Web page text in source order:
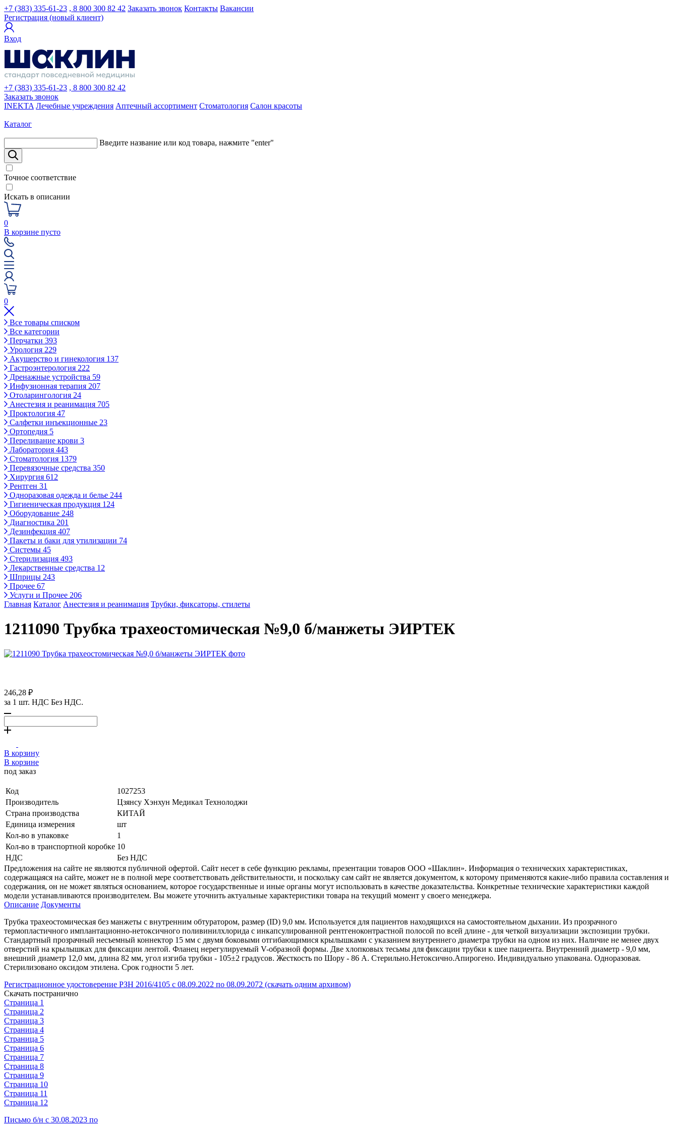
+7 (383) 335-61-23 , 8 800 300 82 42 Заказать звонок Контакты Вакансии
Регистрация (новый клиент)
Вход
+7 (383) 335-61-23 , 8 800 300 82 42
Заказать звонок
INEKTA Лечебные учреждения Аптечный ассортимент Стоматология Салон красоты
Каталог
Введите название или код товара, нажмите "enter"
Точное соответствие
Искать в описании
0
В корзине пусто
0
Все товары списком
Все категории
Перчатки 393
Урология 229
Акушерство и гинекология 137
Гастроэнтерология 222
Дренажные устройства 59
Инфузионная терапия 207
Отоларингология 24
Анестезия и реанимация 705
Проктология 47
Салфетки инъекционные 23
Ортопедия 5
Переливание крови 3
Лаборатория 443
Стоматология 1379
Перевязочные средства 350
Хирургия 612
Рентген 31
Одноразовая одежда и белье 244
Гигиеническая продукция 124
Оборудование 248
Диагностика 201
Дезинфекция 407
Пакеты и баки для утилизации 74
Системы 45
Стерилизация 493
Лекарственные средства 12
Шприцы 243
Прочее 67
Услуги и Прочее 206
Главная Каталог Анестезия и реанимация Трубки, фиксаторы, стилеты
1211090 Трубка трахеостомическая №9,0 б/манжеты ЭИРТЕК
246,28 ₽
за 1 шт. НДС Без НДС.
В корзину
В корзине
под заказ
Код
1027253
Производитель
Цзянсу Хэнхун Медикал Технолоджи
Страна производства
КИТАЙ
Единица измерения
шт
Кол-во в упаковке
1
Кол-во в транспортной коробке 10
НДС
Без НДС
Предложения на сайте не являются публичной офертой. Сайт несет в себе функцию рекламы, презентации товаров ООО «Шаклин». Информация о технических характеристиках,
содержащаяся на сайте, может не в полной мере соответствовать действительности, и поскольку сам сайт не является документом, к которому применяются какие-либо правила составления и
содержания, он не может являться основанием, которое государственные и иные органы могут использовать в качестве доказательства. Конкретные технические характеристики каждой
модели устанавливаются производителем. Вы можете уточнить актуальные характеристики товара на текущий момент у своего менеджера.
Описание Документы
Трубка трахеостомическая без манжеты с внутренним обтуратором, размер (ID) 9,0 мм. Используется для пациентов находящихся на самостоятельном дыхании. Из прозрачного
термопластичного имплантационно-нетоксичного поливинилхлорида с инкапсулированной рентгеноконтрастной полосой по всей длине - для четкой визуализации экспозиции трубки.
Стандартный прозрачный несъемный коннектор 15 мм с двумя боковыми отгибающимися крылышками с указанием внутреннего диаметра трубки на одном из них. Наличие не менее двух
отверстий на крылышках для фиксации лентой. Фланец нерегулируемый V-образной формы. Две хлопковых тесьмы для фиксации трубки к шее пациента. Внутренний диаметр - 9,0 мм,
внешний диаметр 12,0 мм, длина 82 мм, угол изгиба трубки - 105±2 градусов. Жесткость по Шору - 86 А. Стерильно.Нетоксично.Апирогено. Индивидуально упакована. Одноразовая.
Стерилизовано оксидом этилена. Срок годности 5 лет.
Регистрационное удостоверение РЗН 2016/4105 с 08.09.2022 по 08.09.2072 (скачать одним архивом)
Скачать постранично
Страница 1
Страница 2
Страница 3
Страница 4
Страница 5
Страница 6
Страница 7
Страница 8
Страница 9
Страница 10
Страница 11
Страница 12
Письмо б/н с 30.08.2023 по